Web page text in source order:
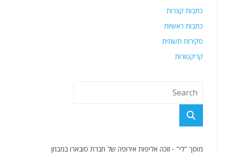
כתבות קצרות
כתבות ראשיות
סקירות תשתית
קריקטורות
מוסך "לי" - זוכה אליפות אירופה של חברת סובארו במבחן